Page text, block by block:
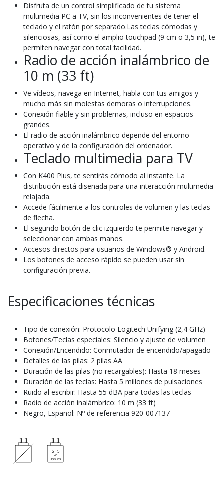
Disfruta de un control simplificado de tu sistema
multimedia PC a TV, sin los inconvenientes de tener el
teclado y el ratón por separado.Las teclas cómodas y
silenciosas, así como el amplio touchpad (9 cm o 3,5 in), te
permiten navegar con total facilidad.
Radio de acción inalámbrico de
10 m (33 ft)
Ve vídeos, navega en Internet, habla con tus amigos y
mucho más sin molestas demoras o interrupciones.
Conexión fiable y sin problemas, incluso en espacios
grandes.
El radio de acción inalámbrico depende del entorno
operativo y de la configuración del ordenador.
Teclado multimedia para TV
Con K400 Plus, te sentirás cómodo al instante. La
distribución está diseñada para una interacción multimedia
relajada.
Accede fácilmente a los controles de volumen y las teclas
de flecha.
El segundo botón de clic izquierdo te permite navegar y
seleccionar con ambas manos.
Accesos directos para usuarios de Windows® y Android.
Los botones de acceso rápido se pueden usar sin
configuración previa.
Especificaciones técnicas
Tipo de conexión: Protocolo Logitech Unifying (2,4 GHz)
Botones/Teclas especiales: Silencio y ajuste de volumen
Conexión/Encendido: Conmutador de encendido/apagado
Detalles de las pilas: 2 pilas AA
Duración de las pilas (no recargables): Hasta 18 meses
Duración de las teclas: Hasta 5 millones de pulsaciones
Ruido al escribir: Hasta 55 dBA para todas las teclas
Radio de acción inalámbrico: 10 m (33 ft)
Negro, Español: Nº de referencia 920-007137